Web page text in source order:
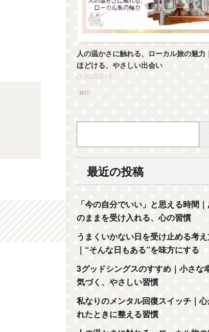
人の温かさに触れる、ローカル旅の魅力
ほどける、やさしい出会い
2025/5/13
旅行
最近の投稿
「今の自分でいい」と思える時間｜
のままを受け入れる、心の習慣
うまくいかない日を受け止める考
｜“そんな日もある”を味方にする
3グッドシングスのすすめ｜小さな
気づく、やさしい習慣
私なりのメンタル回復スイッチ｜
れたときに整える習慣